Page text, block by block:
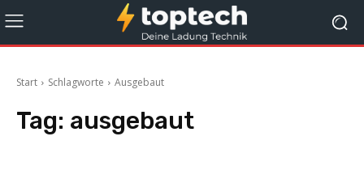
Start Schlagworte Ausgebaut
Tag: ausgebaut